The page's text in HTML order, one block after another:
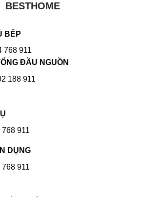
BESTHOME
BẾP
768 911
ĐẦU NGUỒN
188 911
768 911
DỤNG
768 911